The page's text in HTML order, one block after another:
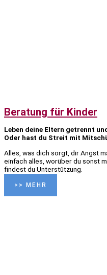
Beratung für Kinder
Leben deine Eltern getrennt
Oder hast du Streit mit
Alles, was dich sorgt, dir Angst
einfach alles, worüber du sonst
findest du Unterstützung.
>> MEHR